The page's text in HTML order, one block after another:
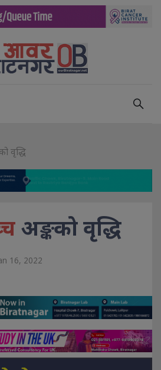
वृद्धि
अङ्कको वृद्धि
16, 2022